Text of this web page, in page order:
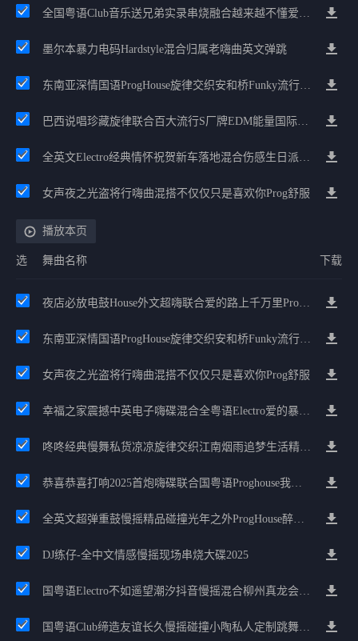
全国粤语Club音乐送兄弟实录串烧融合越来越不懂爱的哲学遗憾专辑
墨尔本暴力电码Hardstyle混合归属老嗨曲英文弹跳
东南亚深情国语ProgHouse旋律交织安和桥Funky流行情怀串烧
巴西说唱珍藏旋律联合百大流行S厂牌EDM能量国际电音串烧
全英文Electro经典情怀祝贺新车落地混合伤感生日派对中文Club串烧
女声夜之光盗将行嗨曲混搭不仅仅只是喜欢你Prog舒服
播放本页
选 舞曲名称 下载
夜店必放电鼓House外文超嗨联合爱的路上千万里Prog包房漫步上头
东南亚深情国语ProgHouse旋律交织安和桥Funky流行情怀串烧
女声夜之光盗将行嗨曲混搭不仅仅只是喜欢你Prog舒服
幸福之家震撼中英电子嗨碟混合全粤语Electro爱的暴风雨广州雄雄精选
咚咚经典慢舞私货凉凉旋律交织江南烟雨追梦生活精选串烧
恭喜恭喜打响2025首炮嗨碟联合国粤语Proghouse我要怎么说我不爱你
全英文超弹重鼓慢摇精品碰撞光年之外ProgHouse醉美抒情节奏
DJ练仔-全中文情感慢摇现场串烧大碟2025
国粤语Electro不如遥望潮汐抖音慢摇混合柳州真龙会K吧小厅小康混音
国粤语Club缔造友谊长久慢摇碰撞小陶私人定制跳舞大碟